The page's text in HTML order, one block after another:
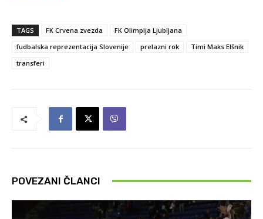
TAGS FK Crvena zvezda
FK Olimpija Ljubljana
fudbalska reprezentacija Slovenije
prelazni rok
Timi Maks Elšnik
transferi
POVEZANI ČLANCI